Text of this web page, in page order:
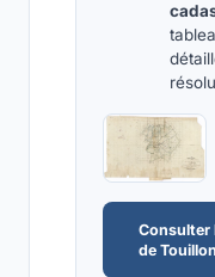
Consulter
de